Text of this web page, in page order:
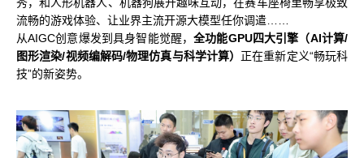
流畅的游戏体验、让业界主流开源大模型任你调遣……
从AIGC创意爆发到具身智能觉醒，全功能GPU四大引擎（AI计算/
图形渲染/视频编解码/物理仿真与科学计算） 正在重新定义“畅玩科
技”的新姿势。